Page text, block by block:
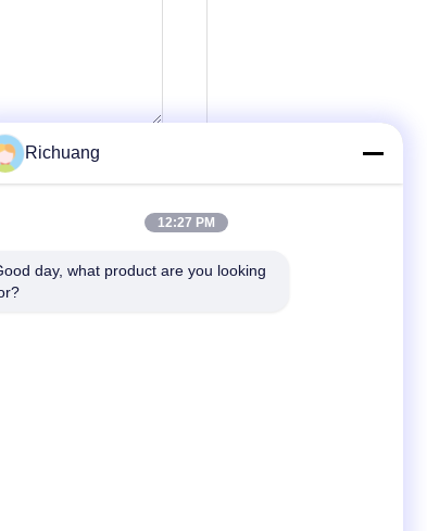
যোগাযোগ
/ GV3P মোটর সার্কিট অভিভাবক
সার্কিট ব্রেকার পূর্ণ ভোল্টেজ পর্যন্ত
সুরক্ষা সার্কিট ব্রেকার এমপিসিবি 50
Richuang
12:27 PM
day, what product are you looking